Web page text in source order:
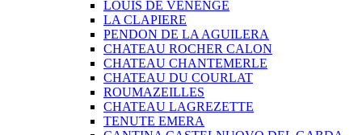
LOUIS DE VENENGE
LA CLAPIERE
PENDON DE LA AGUILERA
CHATEAU ROCHER CALON
CHATEAU CHANTEMERLE
CHATEAU DU COURLAT
ROUMAZEILLES
CHATEAU LAGREZETTE
TENUTE EMERA